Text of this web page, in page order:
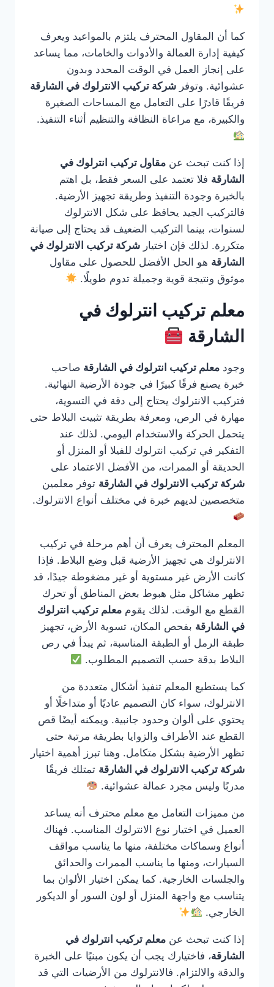
كما أن المقاول المحترف يلتزم بالمواعيد ويعرف
كيفية إدارة العمالة والأدوات والخامات، مما يساعد
على إنجاز العمل في الوقت المحدد وبدون
عشوائية. وتوفر شركة تركيب الانترلوك في الشارقة
فريقًا قادرًا على التعامل مع المساحات الصغيرة
والكبيرة، مع مراعاة النظافة والتنظيم أثناء التنفيذ.
إذا كنت تبحث عن مقاول تركيب انترلوك في
الشارقة فلا تعتمد على السعر فقط، بل اهتم
بالخبرة وجودة التنفيذ وطريقة تجهيز الأرضية.
فالتركيب الجيد يحافظ على شكل الانترلوك
لسنوات، بينما التركيب الضعيف قد يحتاج إلى صيانة
متكررة. لذلك فإن اختيار شركة تركيب الانترلوك في
الشارقة هو الحل الأفضل للحصول على مقاول
موثوق ونتيجة قوية وجميلة تدوم طويلًا.
معلم تركيب انترلوك في
الشارقة
وجود معلم تركيب انترلوك في الشارقة صاحب
خبرة يصنع فرقًا كبيرًا في جودة الأرضية النهائية.
فتركيب الانترلوك يحتاج إلى دقة في التسوية،
مهارة في الرص، ومعرفة بطريقة تثبيت البلاط حتى
يتحمل الحركة والاستخدام اليومي. لذلك عند
التفكير في تركيب انترلوك للفيلا أو المنزل أو
الحديقة أو الممرات، من الأفضل الاعتماد على
شركة تركيب الانترلوك في الشارقة توفر معلمين
متخصصين لديهم خبرة في مختلف أنواع الانترلوك.
المعلم المحترف يعرف أن أهم مرحلة في تركيب
الانترلوك هي تجهيز الأرضية قبل وضع البلاط. فإذا
كانت الأرض غير مستوية أو غير مضغوطة جيدًا، قد
تظهر مشاكل مثل هبوط بعض المناطق أو تحرك
القطع مع الوقت. لذلك يقوم معلم تركيب انترلوك
في الشارقة بفحص المكان، تسوية الأرض، تجهيز
طبقة الرمل أو الطبقة المناسبة، ثم يبدأ في رص
البلاط بدقة حسب التصميم المطلوب.
كما يستطيع المعلم تنفيذ أشكال متعددة من
الانترلوك، سواء كان التصميم عاديًا أو متداخلًا أو
يحتوي على ألوان وحدود جانبية. ويمكنه أيضًا قص
القطع عند الأطراف والزوايا بطريقة مرتبة حتى
تظهر الأرضية بشكل متكامل. وهنا تبرز أهمية اختيار
شركة تركيب الانترلوك في الشارقة تمتلك فريقًا
مدربًا وليس مجرد عمالة عشوائية.
من مميزات التعامل مع معلم محترف أنه يساعد
العميل في اختيار نوع الانترلوك المناسب. فهناك
أنواع وسماكات مختلفة، منها ما يناسب مواقف
السيارات، ومنها ما يناسب الممرات والحدائق
والجلسات الخارجية. كما يمكن اختيار الألوان بما
يتناسب مع واجهة المنزل أو لون السور أو الديكور
الخارجي.
إذا كنت تبحث عن معلم تركيب انترلوك في
الشارقة، فاختيارك يجب أن يكون مبنيًا على الخبرة
والدقة والالتزام. فالانترلوك من الأرضيات التي قد